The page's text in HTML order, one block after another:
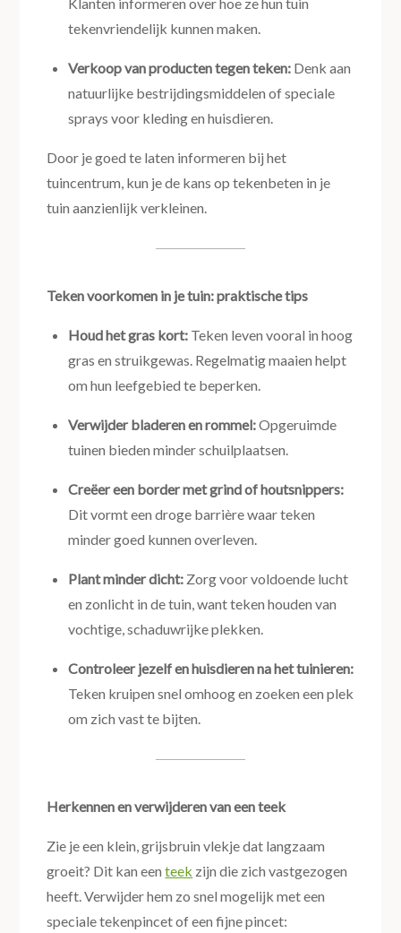
tekenvriendelijk kunnen maken.
Verkoop van producten tegen teken: Denk aan
natuurlijke bestrijdingsmiddelen of speciale
sprays voor kleding en huisdieren.
Door je goed te laten informeren bij het
tuincentrum, kun je de kans op tekenbeten in je
tuin aanzienlijk verkleinen.
Teken voorkomen in je tuin: praktische tips
Houd het gras kort: Teken leven vooral in hoog
gras en struikgewas. Regelmatig maaien helpt
om hun leefgebied te beperken.
Verwijder bladeren en rommel:Opgeruimde
tuinen bieden minder schuilplaatsen.
Creëer een border met grind of houtsnippers:
Dit vormt een droge barrière waar teken
minder goed kunnen overleven.
Plant minder dicht: Zorg voor voldoende lucht
en zonlicht in de tuin, want teken houden van
vochtige, schaduwrijke plekken.
Controleer jezelf en huisdieren na het tuinieren:
Teken kruipen snel omhoog en zoeken een plek
om zich vast te bijten.
Herkennen en verwijderen van een teek
Zie je een klein, grijsbruin vlekje dat langzaam
groeit? Dit kan eenteek zijn die zich vastgezogen
heeft. Verwijder hem zo snel mogelijk met een
speciale tekenpincet of een fijne pincet: